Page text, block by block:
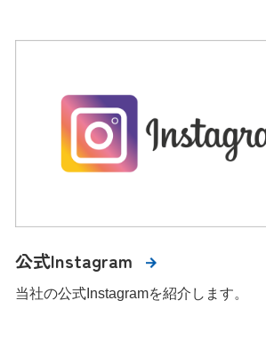
公式Instagram
当社の公式Instagramを紹介します。